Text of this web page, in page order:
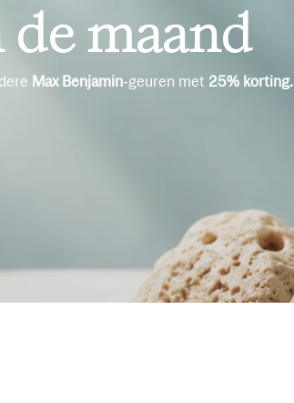
de maand
Max Benjamin-geuren met 25% korting.